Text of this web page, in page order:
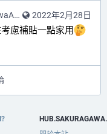
2022年2月28日
慮補貼一點家用